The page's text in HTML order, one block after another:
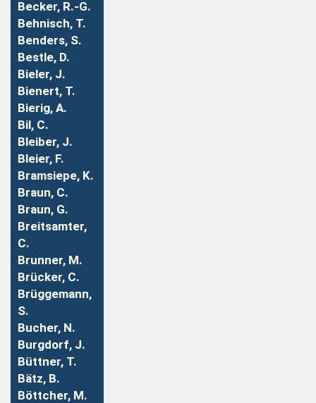
Becker, R.-G.
Behnisch, T.
Benders, S.
Bestle, D.
Bieler, J.
Bienert, T.
Bierig, A.
Bil, C.
Bleiber, J.
Bleier, F.
Bramsiepe, K.
Braun, C.
Braun, G.
Breitsamter,
C.
Brunner, M.
Brücker, C.
Brüggemann,
S.
Bucher, N.
Burgdorf, J.
Büttner, T.
Bätz, B.
Böttcher, M.